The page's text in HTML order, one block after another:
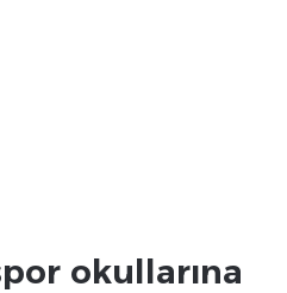
okullarına